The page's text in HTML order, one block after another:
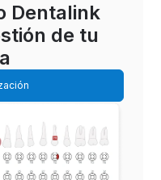
Dentalink
de tu